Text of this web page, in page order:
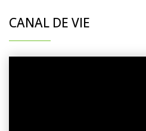
CANAL DE VIE